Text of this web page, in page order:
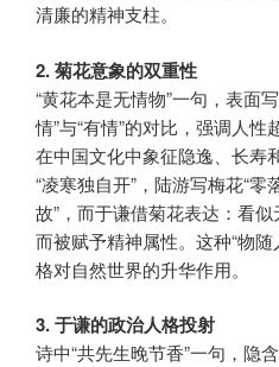
清廉的精神支柱。
2. 菊花意象的双重性
“黄花本是无情物”一句，表面
情”与“有情”的对比，强调人
在中国文化中象征隐逸、长寿
“凌寒独自开”，陆游写梅花“
故”，而于谦借菊花表达：看
而被赋予精神属性。这种“物
格对自然世界的升华作用。
3. 于谦的政治人格投射
诗中“共先生晚节香”一句，隐